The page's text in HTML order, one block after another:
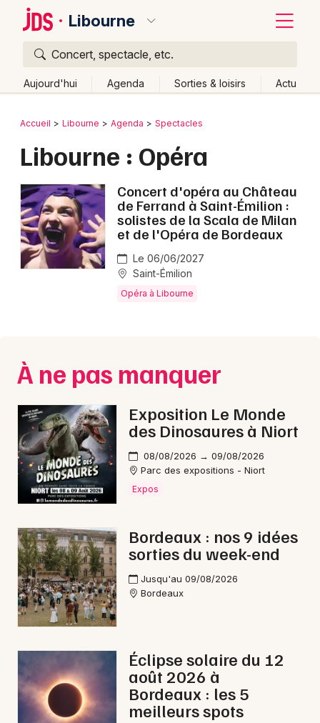
Libourne
Concert, spectacle, etc.
Aujourd'hui Agenda Sorties & loisirs Actu
Publier un événement
Grands événements
Activité & Expérience
Concerts
Sports
Soirées
Sorties famille
Sorties & loisirs
Opéra en Gironde
Opéra en Aquitaine
Opéra en Nouvelle-Aquitaine
Bordeaux
Lille
Lyon
Marseille
Nice
Paris
Strasbourg
Toulouse
Toutes les villes
Retour
Accueil Libourne Agenda Spectacles
Libourne : Opéra
Concert d'opéra au Château
de Ferrand à Saint-Émilion :
solistes de la Scala de Milan
et de l'Opéra de Bordeaux
Le 06/06/2027
Saint-Émilion
Opéra à Libourne
À ne pas manquer
Exposition Le Monde
des Dinosaures à Niort
08/08/2026 → 09/08/2026
Parc des expositions - Niort
Expos
Bordeaux : nos 9 idées
sorties du week-end
Jusqu'au 09/08/2026
Bordeaux
Éclipse solaire du 12
août 2026 à
Bordeaux : les 5
meilleurs spots
Quoi ?
Où ?
Partout
Près de moi Changer de lieu
Quand ?
Effacer les dates
Aujourd'hui
Demain Ce week-end Autre